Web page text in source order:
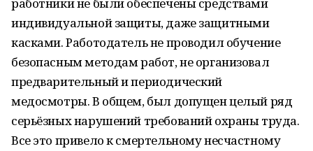
индивидуальной защиты, даже защитными
касками. Работодатель не проводил обучение
безопасным методам работ, не организовал
предварительный и периодический
медосмотры. В общем, был допущен целый ряд
серьёзных нарушений требований охраны труда.
Все это привело к смертельному несчастному